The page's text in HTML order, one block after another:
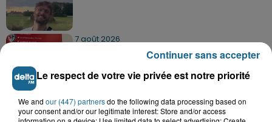
7 août 2026
Foot, Boulogne-sur-Mer : Grégory Thil,
un directeur sportif à...
7 août 2026
Le respect de votre vie privée est notre priorité
We and our (447) partnersdo the following data processing based on
your consent and/or our legitimate interest: Store and/or access
Continuer sans accepter